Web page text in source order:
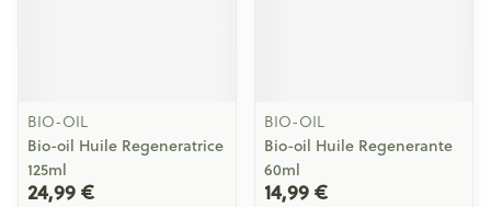
BIO-OIL
Bio-oil Huile Regeneratrice
125ml
24,99 €
BIO-OIL
Bio-oil Huile Regenerante
60ml
14,99 €